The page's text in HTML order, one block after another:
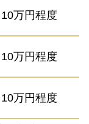
万円程度
万円程度
万円程度